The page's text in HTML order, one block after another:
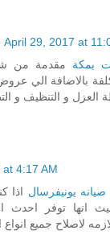
April 29, 2017 at
بمكة مقدمة من
بالاضافة الي
العزل و التنظيف و
4:17 AM
صيانه يونيفرسال اذا
حيث انها توفر احدث